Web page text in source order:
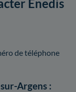
Enedis
de téléphone
Argens :